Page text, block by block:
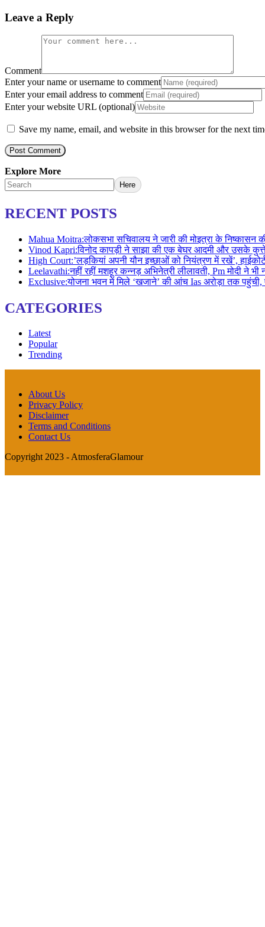
Leave a Reply
Comment
Enter your name or username to comment
Enter your email address to comment
Enter your website URL (optional)
Save my name, email, and website in this browser for the next
Explore More
Here
RECENT POSTS
Mahua Moitra:लोकसभा सचिवालय ने जारी की मोइत्रा के
Vinod Kapri:विनोद कापड़ी ने साझा की एक बेघर आदमी और उसके
High Court:’लड़कियां अपनी यौन इच्छाओं को नियंत्रण में रखें’,
Leelavathi:नहीं रहीं मशहूर कन्नड़ अभिनेत्री लीलावती, Pm मोदी ने
Exclusive:योजना भवन में मिले ‘खजाने’ की आंच Ias अरोड़ा तक
CATEGORIES
Latest
Popular
Trending
About Us
Privacy Policy
Disclaimer
Terms and Conditions
Contact Us
Copyright 2023 - AtmosferaGlamour